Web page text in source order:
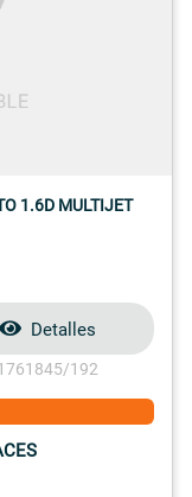
1.6D MULTIJET
Detalles
192